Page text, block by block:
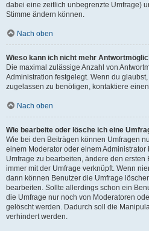
dabei eine zeitlich unbegrenzte Umfrage)
Stimme ändern können.
Nach oben
Wieso kann ich nicht mehr
Die maximal zulässige Anzahl von
Administration festgelegt. Wenn du
zugelassen zu benötigen, kontaktiere
Nach oben
Wie bearbeite oder lösche ich eine
Wie bei den Beiträgen können Umfragen
einem Moderator oder einem
Umfrage zu bearbeiten, ändere den ersten
immer mit der Umfrage verknüpft. Wenn
dann können Benutzer die Umfrage
bearbeiten. Sollte allerdings schon ein
die Umfrage nur noch von Moderatoren
gelöscht werden. Dadurch soll die
verhindert werden.